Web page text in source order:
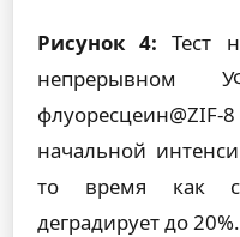
Рисунок 4: Тест
непрерывном
начальной
то время как
деградирует до 20%.